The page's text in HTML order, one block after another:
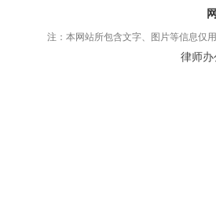
注：本网站所包含文字、图片等信息仅
律师